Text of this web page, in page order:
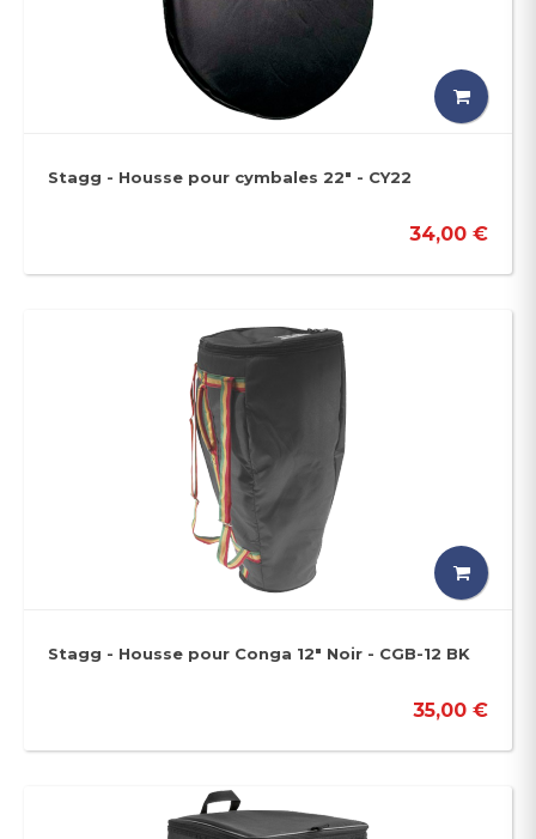
Stagg - Housse pour cymbales 22" - CY22
34,00 €
Stagg - Housse pour Conga 12" Noir - CGB-12 BK
35,00 €